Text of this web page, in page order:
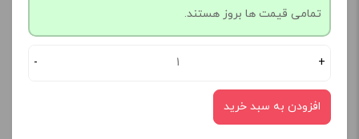
تمامی قیمت ها بروز هستند.
- +
افزودن به سبد خرید